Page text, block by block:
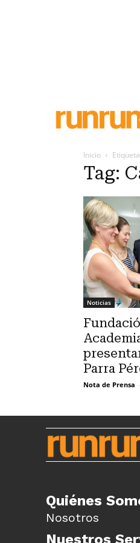
Inicio
Tag:
Noticias
Parra
Nota de Prensa -
Quiénes
Nosotros